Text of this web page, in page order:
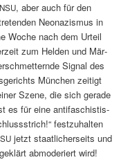
NSU, aber auch für den
Neon­azis­mus in
Woche nach dem Urteil
zum Helden und Mär­
Sig­nal des
München zeit­igt
Szene, die sich ger­ade
es für eine antifaschis­tis­
festzuhal­ten
jet­zt staatlich­er­seits und
abmod­eriert wird!